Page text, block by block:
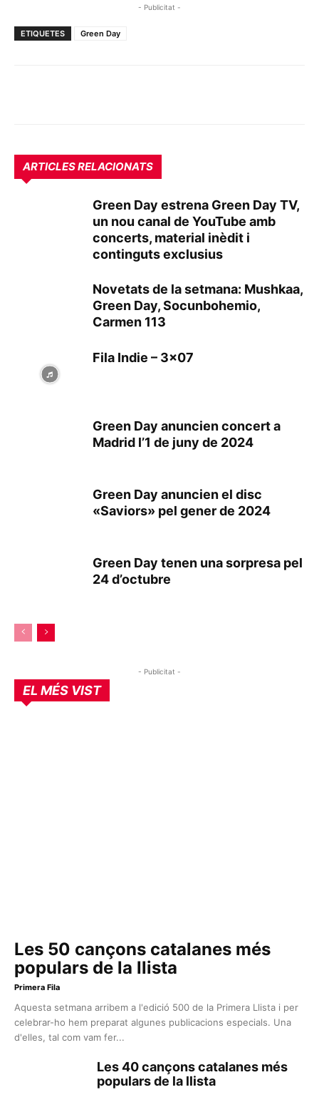
- Publicitat -
ETIQUETES Green Day
ARTICLES RELACIONATS
Green Day estrena Green Day TV,
un nou canal de YouTube amb
concerts, material inèdit i
continguts exclusius
Novetats de la setmana: Mushkaa,
Green Day, Socunbohemio,
Carmen 113
Fila Indie – 3×07
Green Day anuncien concert a
Madrid l’1 de juny de 2024
Green Day anuncien el disc
«Saviors» pel gener de 2024
Green Day tenen una sorpresa pel
24 d’octubre
- Publicitat -
EL MÉS VIST
Les 50 cançons catalanes més
populars de la llista
Primera Fila
Aquesta setmana arribem a l'edició 500 de la Primera Llista i per
celebrar-ho hem preparat algunes publicacions especials. Una
d'elles, tal com vam fer...
Les 40 cançons catalanes més
populars de la llista